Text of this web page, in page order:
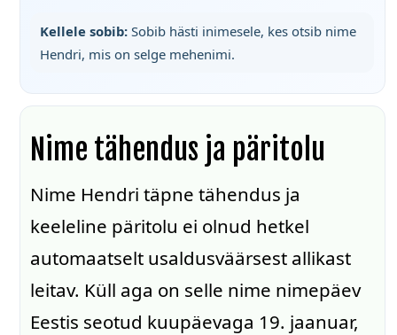
Kellele sobib:Sobib hästi inimesele, kes otsib nime
Hendri, mis on selge mehenimi.
Nime tähendus ja päritolu
Nime Hendri täpne tähendus ja
keeleline päritolu ei olnud hetkel
automaatselt usaldusväärsest allikast
leitav. Küll aga on selle nime nimepäev
Eestis seotud kuupäevaga 19. jaanuar,